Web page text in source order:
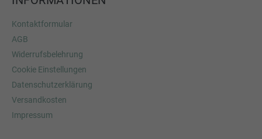
Kontaktformular
AGB
Widerrufsbelehrung
Cookie Einstellungen
Datenschutzerklärung
Versandkosten
Impressum